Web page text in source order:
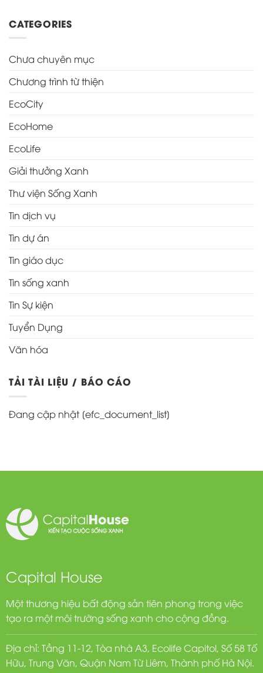
CATEGORIES
Chưa chuyên mục
Chương trình từ thiện
EcoCity
EcoHome
EcoLife
Giải thưởng Xanh
Thư viện Sống Xanh
Tin dịch vụ
Tin dự án
Tin giáo dục
Tin sống xanh
Tin Sự kiện
Tuyển Dụng
Văn hóa
TẢI TÀI LIỆU / BÁO CÁO
Đang cập nhật [efc_document_list]
Capital House
Một thương hiệu bất động sản tiên phong trong việc
tạo ra một môi trường sống xanh cho cộng đồng.
Địa chỉ: Tầng 11-12, Tòa nhà A3, Ecolife Capitol, Số 58 Tố
Hữu, Trung Văn, Quận Nam Từ Liêm, Thành phố Hà Nội.